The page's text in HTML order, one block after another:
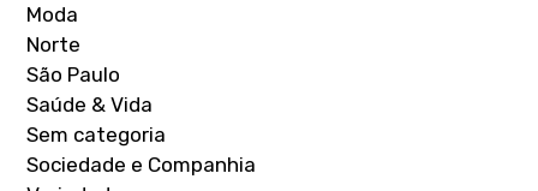
Moda
Norte
São Paulo
Saúde & Vida
Sem categoria
Sociedade e Companhia